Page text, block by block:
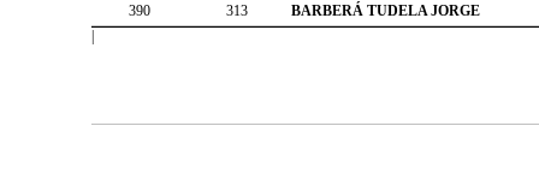
390
313
BARBERÁ TUDELA JORGE
|